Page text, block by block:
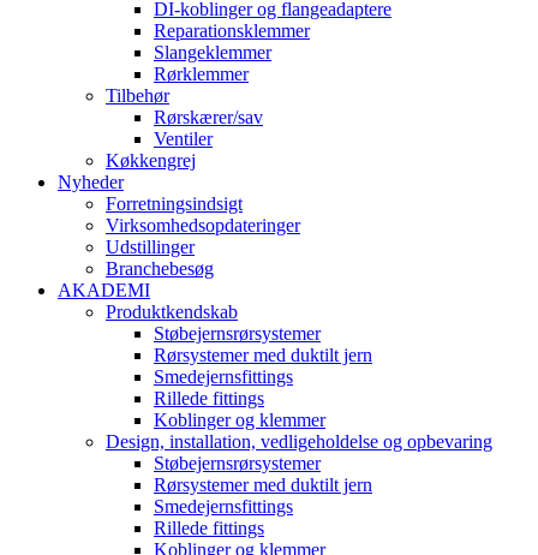
DI-koblinger og flangeadaptere
Reparationsklemmer
Slangeklemmer
Rørklemmer
Tilbehør
Rørskærer/sav
Ventiler
Køkkengrej
Nyheder
Forretningsindsigt
Virksomhedsopdateringer
Udstillinger
Branchebesøg
AKADEMI
Produktkendskab
Støbejernsrørsystemer
Rørsystemer med duktilt jern
Smedejernsfittings
Rillede fittings
Koblinger og klemmer
Design, installation, vedligeholdelse og opbevaring
Støbejernsrørsystemer
Rørsystemer med duktilt jern
Smedejernsfittings
Rillede fittings
Koblinger og klemmer